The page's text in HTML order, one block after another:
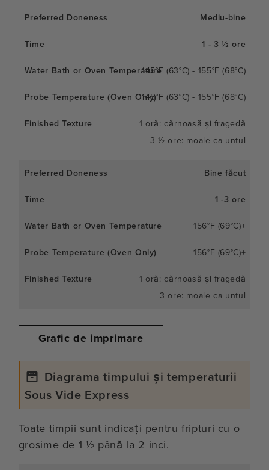
Mediu-bine
1 - 3 ½ ore
145°F (63°C) - 155°F (68°C)
145°F (63°C) - 155°F (68°C)
1 oră: cărnoasă și fragedă
3 ½ ore: moale ca untul
Bine făcut
1 -3 ore
156°F (69°C)+
156°F (69°C)+
1 oră: cărnoasă și fragedă
3 ore: moale ca untul
Grafic de imprimare
Diagrama timpului și temperaturii
Sous Vide Express
Toate timpii sunt indicați pentru fripturi cu o
grosime de 1 ½ până la 2 inci.